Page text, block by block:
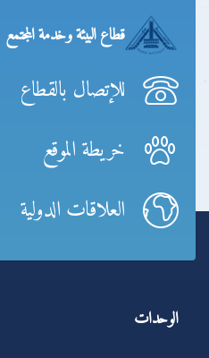
قطاع البيئة وخدمة المجتمع
للإتصال بالقطاع
خريطة الموقع
العلاقات الدولية
الوحدات